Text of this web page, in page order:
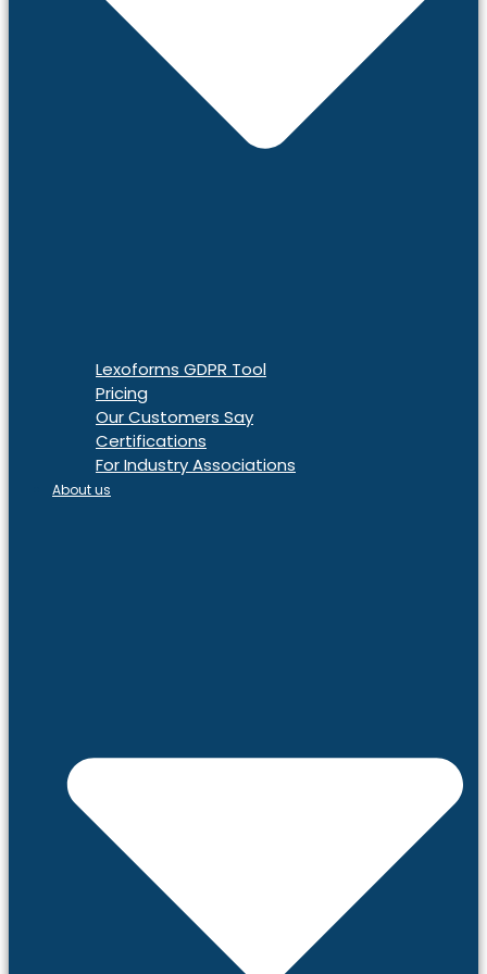
Lexoforms GDPR Tool
Pricing
Our Customers Say
Certifications
For Industry Associations
About us